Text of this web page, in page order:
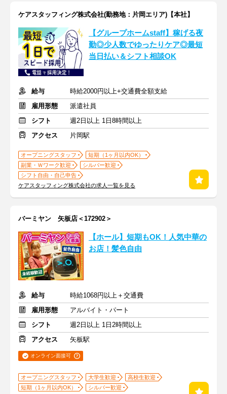
ケアスタッフィング株式会社(勤務地：片岡エリア)【本社】
【グループホームstaff】稼げる夜
勤◎少人数でゆったりケア◎最短
当日払い＆シフト相談OK
給与
時給2000円以上+交通費全額支給
雇用形態
派遣社員
シフト
週2日以上 1日8時間以上
アクセス
片岡駅
オープニングスタッフ
短期（1ヶ月以内OK）
副業・Ｗワーク歓迎
シルバー歓迎
シフト自由・自己申告
ケアスタッフィング株式会社の求人一覧を見る
バーミヤン 矢板店＜172902＞
【ホール】短期もOK！人気中華の
お店！髪色自由
給与
時給1068円以上＋交通費
雇用形態
アルバイト・パート
シフト
週2日以上 1日2時間以上
アクセス
矢板駅
オンライン面接可
オープニングスタッフ 大学生歓迎
高校生歓迎
短期（1ヶ月以内OK）
シルバー歓迎